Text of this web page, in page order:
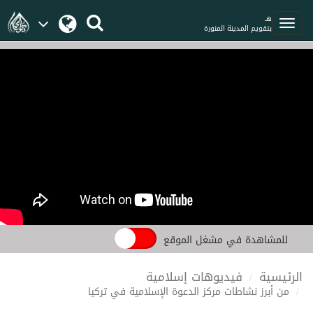
هـ
بتقويم المدينة المنورة
للمشاهدة في مشغل الموقع
الرئيسية فيديوهات إسلامية
من أبرز نشاطات مركز الدعوة الإسلامية في تركيا